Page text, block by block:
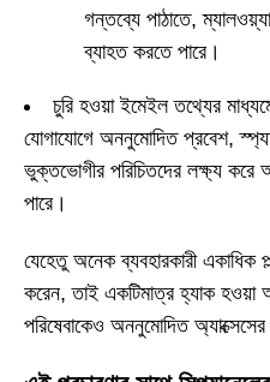
গন্তব্যে পাঠাতে,
ব্যাহত করতে পারে।
চুরি হওয়া ইমেইল তথ্যের
যোগাযোগে অননুমোদিত প্রবেশ,
ভুক্তভোগীর পরিচিতদের লক্ষ্য
পারে।
যেহেতু অনেক ব্যবহারকারী একাধিক
করেন, তাই একটিমাত্র হ্যাক হওয়া
পরিষেবাকেও অননুমোদিত